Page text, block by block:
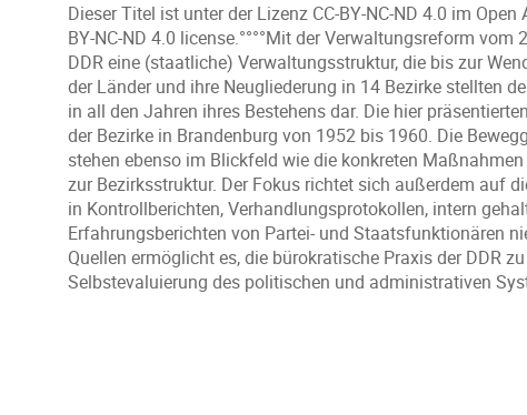
Dieser Titel ist unter der Lizenz CC-BY-NC-ND 4.0 im
BY-NC-ND 4.0 license.°°°°Mit der Verwaltungsreform
DDR eine (staatliche) Verwaltungsstruktur, die bis zur
der Länder und ihre Neugliederung in 14 Bezirke stellten
in all den Jahren ihres Bestehens dar. Die hier
der Bezirke in Brandenburg von 1952 bis 1960. Die
stehen ebenso im Blickfeld wie die konkreten
zur Bezirksstruktur. Der Fokus richtet sich außerdem auf
in Kontrollberichten, Verhandlungsprotokollen, intern
Erfahrungsberichten von Partei- und Staatsfunktionären
Quellen ermöglicht es, die bürokratische Praxis der DDR
Selbstevaluierung des politischen und administrativen